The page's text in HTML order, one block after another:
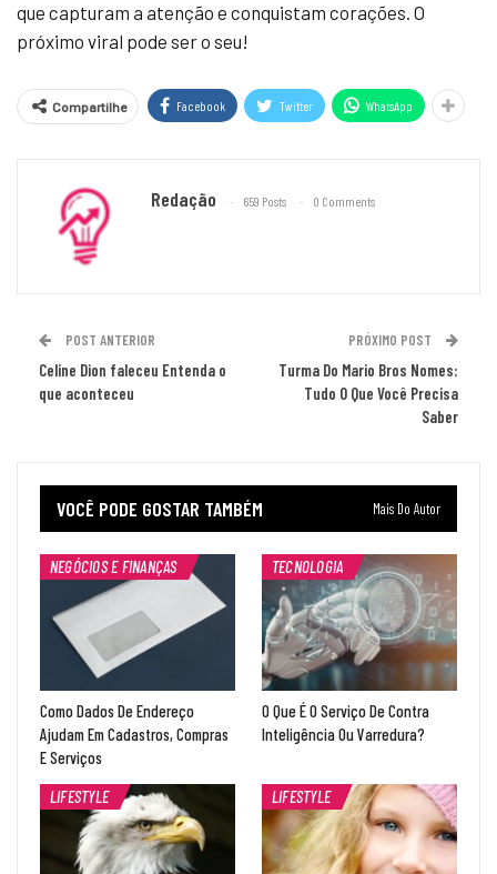
que capturam a atenção e conquistam corações. O
próximo viral pode ser o seu!
Compartilhe Facebook Twitter WhatsApp
Redação 659 Posts 0 Comments
POST ANTERIOR
Celine Dion faleceu Entenda o
que aconteceu
PRÓXIMO POST
Turma Do Mario Bros Nomes:
Tudo O Que Você Precisa
Saber
VOCÊ PODE GOSTAR TAMBÉM Mais Do Autor
NEGÓCIOS E FINANÇAS
Como Dados De Endereço
Ajudam Em Cadastros, Compras
E Serviços
TECNOLOGIA
O Que É O Serviço De Contra
Inteligência Ou Varredura?
LIFESTYLE LIFESTYLE